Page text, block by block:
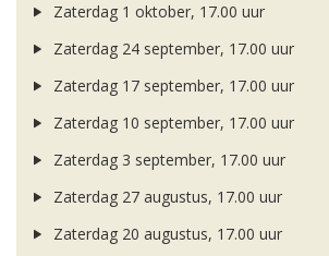
Zaterdag 1 oktober, 17.00 uur
Zaterdag 24 september, 17.00 uur
Zaterdag 17 september, 17.00 uur
Zaterdag 10 september, 17.00 uur
Zaterdag 3 september, 17.00 uur
Zaterdag 27 augustus, 17.00 uur
Zaterdag 20 augustus, 17.00 uur